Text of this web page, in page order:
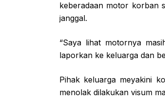
keberadaan motor korban
janggal.
“Saya lihat motornya
laporkan ke keluarga dan
Pihak keluarga meyakini
menolak dilakukan visum